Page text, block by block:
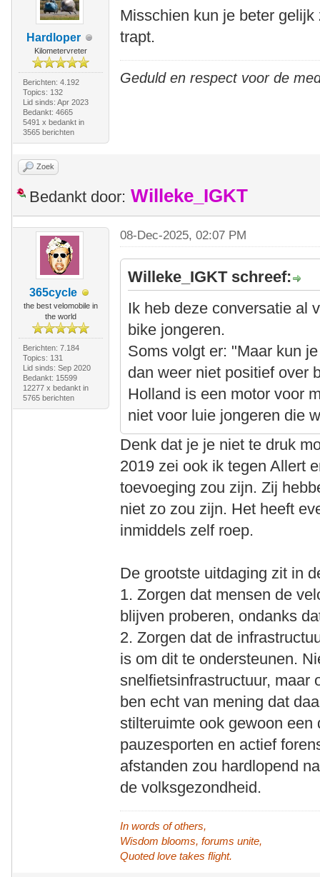
Hardloper
Kilometervreter
Berichten: 4.192
Topics: 132
Lid sinds: Apr 2023
Bedankt: 4665
5491 x bedankt in
3565 berichten
Misschien kun je beter
trapt.
Geduld en respect voor de
Zoek
Bedankt door: Willeke_IGKT
365cycle
the best velomobile in
the world
Berichten: 7.184
Topics: 131
Lid sinds: Sep 2020
Bedankt: 15599
12277 x bedankt in
5765 berichten
08-Dec-2025, 02:07 PM
Willeke_IGKT schreef:
Ik heb deze conversatie al
bike jongeren.
Soms volgt er: "Maar kun
dan weer niet positief over
Holland is een motor voor
niet voor luie jongeren die
Denk dat je je niet te druk
2019 zei ook ik tegen Allert
toevoeging zou zijn. Zij
niet zo zou zijn. Het heeft
inmiddels zelf roep.
De grootste uitdaging zit in
1. Zorgen dat mensen de
blijven proberen, ondanks
2. Zorgen dat de
is om dit te ondersteunen.
snelfietsinfrastructuur, maar
ben echt van mening dat
stilteruimte ook gewoon
pauzesporten en actief
afstanden zou hardlopend
de volksgezondheid.
In words of others,
Wisdom blooms, forums unite,
Quoted love takes flight.